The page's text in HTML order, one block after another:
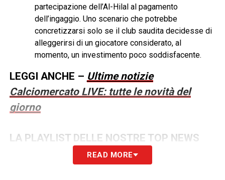
partecipazione dell’Al-Hilal al pagamento
dell’ingaggio. Uno scenario che potrebbe
concretizzarsi solo se il club saudita decidesse di
alleggerirsi di un giocatore considerato, al
momento, un investimento poco soddisfacente.
LEGGI ANCHE – Ultime notizie
Calciomercato LIVE: tutte le novità del
giorno
LA PLAYLIST DELLE NOSTRE TOP NEWS
READ MORE